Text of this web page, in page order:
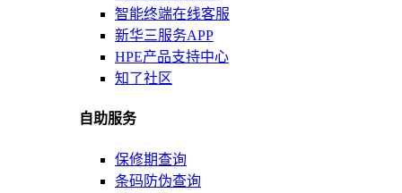
智能终端在线客服
新华三服务APP
HPE产品支持中心
知了社区
自助服务
保修期查询
条码防伪查询